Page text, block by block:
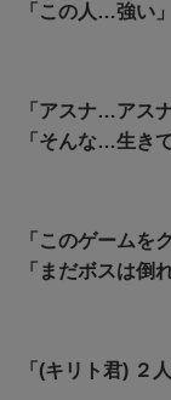
「この人…強い
「アスナ…アス
「そんな…生
「このゲームを
「まだボスは倒
「(キリト君) ２